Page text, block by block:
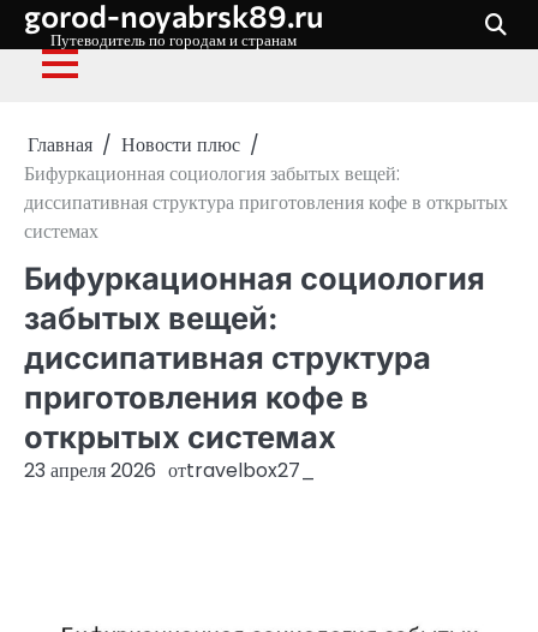
Перейти
содержимому
gorod-noyabrsk89.ru
Путеводитель по городам и странам
Главная
Новости плюс
Бифуркационная социология забытых вещей:
диссипативная структура приготовления кофе в открытых
системах
Бифуркационная социология
забытых вещей:
диссипативная структура
приготовления кофе в
открытых системах
23 апреля 2026 отtravelbox27_